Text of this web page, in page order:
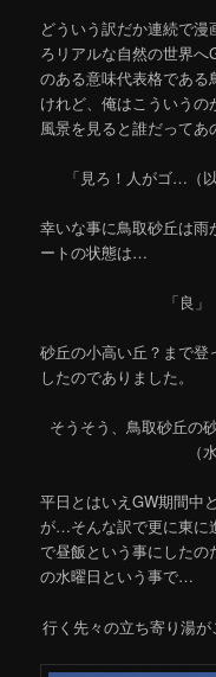
どういう訳だか連続で
ろリアルな自然の世界
のある意味代表格であ
けれど、俺はこういう
風景を見ると誰だってあ
「見ろ！人がゴ…（
幸いな事に鳥取砂丘は
ートの状態は…
「良
砂丘の小高い丘？まで
したのでありました。
そうそう、鳥取砂丘の
（
平日とはいえGW期間中
が…そんな訳で更に東に
で昼飯という事にした
の水曜日という事で…
行く先々の立ち寄り湯